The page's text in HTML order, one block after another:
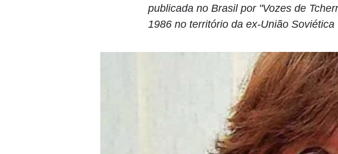
publicada no Brasil por "Vozes de
1986 no território da ex-União Soviética